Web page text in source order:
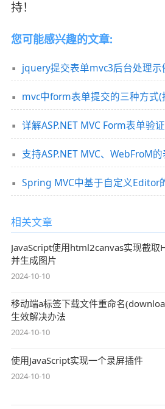
持！
您可能感兴趣的文章:
jquery提交表单mvc3后台处理示
mvc中form表单提交的三种方式(
详解ASP.NET MVC Form表单验证
相关文章
JavaScript使用html2canvas实现截取
并生成图片
2024-10-10
移动端a标签下载文件重命名
生效解决办法
2024-10-10
使用JavaScript实现一个录屏插件
2024-10-10